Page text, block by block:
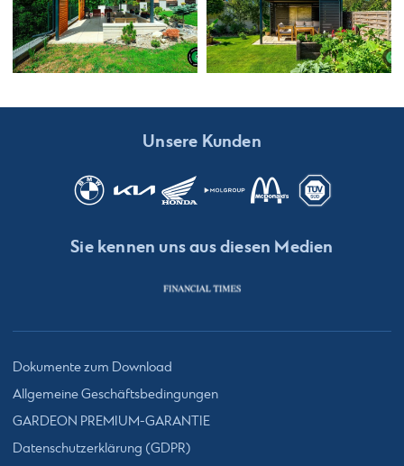
Unsere Kunden
Sie kennen uns aus diesen Medien
Dokumente zum Download
Allgemeine Geschäftsbedingungen
GARDEON PREMIUM-GARANTIE
Datenschutzerklärung (GDPR)